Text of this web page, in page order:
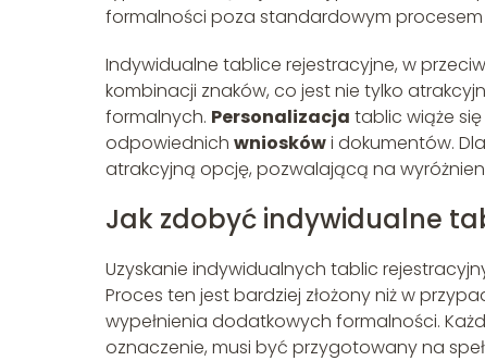
formalności poza standardowym procesem
Indywidualne tablice rejestracyjne, w
kombinacji znaków, co jest nie tylko
formalnych. Personalizacja tablic wiąże
odpowiednich wnioskówi dokumentów.
atrakcyjną opcję, pozwalającą na
Jak zdobyć indywidualne
Uzyskanie indywidualnych tablic
Proces ten jest bardziej złożony niż w
wypełnienia dodatkowych formalności.
oznaczenie, musi być przygotowany na